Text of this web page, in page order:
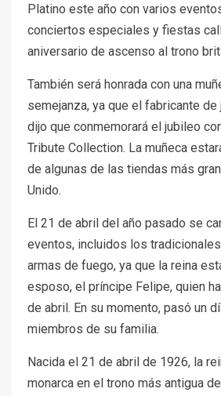
Platino este año con varios
conciertos especiales y fiestas
aniversario de ascenso al trono
También será honrada con una
semejanza, ya que el fabricante
dijo que conmemorará el jubileo
Tribute Collection. La muñeca
de algunas de las tiendas más
Unido.
El 21 de abril del año pasado se
eventos, incluidos los
armas de fuego, ya que la reina
esposo, el príncipe Felipe, quien
de abril. En su momento, pasó un
miembros de su familia.
Nacida el 21 de abril de 1926, la
monarca en el trono más antigua